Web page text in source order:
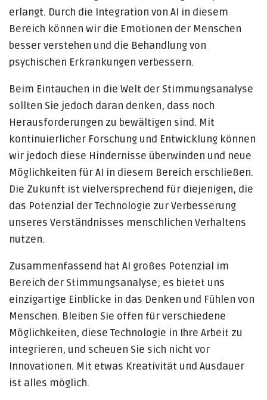
erlangt. Durch die Integration von AI in diesem
Bereich können wir die Emotionen der Menschen
besser verstehen und die Behandlung von
psychischen Erkrankungen verbessern.
Beim Eintauchen in die Welt der Stimmungsanalyse
sollten Sie jedoch daran denken, dass noch
Herausforderungen zu bewältigen sind. Mit
kontinuierlicher Forschung und Entwicklung können
wir jedoch diese Hindernisse überwinden und neue
Möglichkeiten für AI in diesem Bereich erschließen.
Die Zukunft ist vielversprechend für diejenigen, die
das Potenzial der Technologie zur Verbesserung
unseres Verständnisses menschlichen Verhaltens
nutzen.
Zusammenfassend hat AI großes Potenzial im
Bereich der Stimmungsanalyse; es bietet uns
einzigartige Einblicke in das Denken und Fühlen von
Menschen. Bleiben Sie offen für verschiedene
Möglichkeiten, diese Technologie in Ihre Arbeit zu
integrieren, und scheuen Sie sich nicht vor
Innovationen. Mit etwas Kreativität und Ausdauer
ist alles möglich.